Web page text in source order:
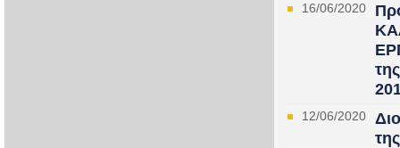
16/06/2020
12/06/2020